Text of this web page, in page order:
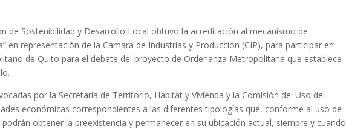
de Sostenibilidad y Desarrollo Local obtuvo la acreditación al mecanismo de
en representación de la Cámara de Industrias y Producción (CIP), para participar en
de Quito para el debate del proyecto de Ordenanza Metropolitana que establece
por la Secretaría de Territorio, Hábitat y Vivienda y la Comisión del Uso del
económicas correspondientes a las diferentes tipologías que, conforme al uso de
obtener la preexistencia y permanecer en su ubicación actual, siempre y cuando